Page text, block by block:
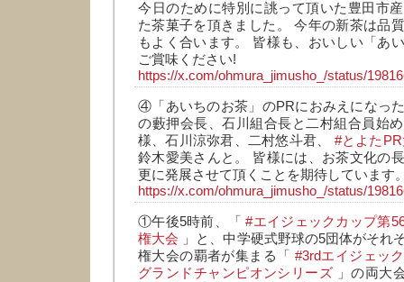
今日のために特別に誂って頂いた豊田市
た茶菓子を頂きました。 今年の新茶は品
もよく合います。 皆様も、おいしい「あ
ご賞味ください!
https://x.com/ohmura_jimusho_/status/
④「あいちのお茶」のPRにおみえになっ
の藪押会長、石川組合長と二村組合員始
様、石川涼弥君、二村悠斗君、 #とよた
鈴木愛美さんと。 皆様には、お茶文化の
更に発展させて頂くことを期待しています
https://x.com/ohmura_jimusho_/status/
①午後5時前、「#エイジェックカップ第
権大会 」と、中学硬式野球の5団体がそれ
権大会の覇者が集まる「 #3rdエイジェッ
グランドチャンピオンシリーズ 」の両大